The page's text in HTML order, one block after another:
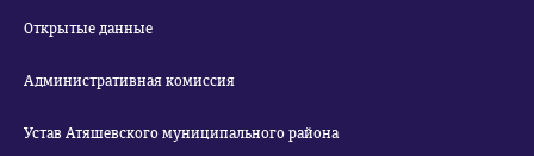
Открытые данные
Административная комиссия
Устав Атяшевского муниципального района